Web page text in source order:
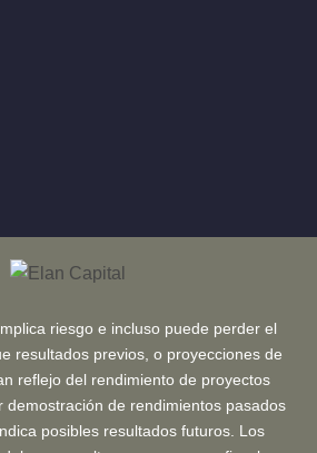
riesgo e incluso puede perder el
resultados previos, o proyecciones de
reflejo del rendimiento de proyectos
demostración de rendimientos pasados
posibles resultados futuros. Los